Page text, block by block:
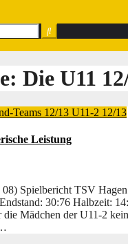
Die U11
Teams 12/13 U11-2 12/13
Leistung
Spielbericht TSV
30:76 Halbzeit:
Mädchen der U11-2